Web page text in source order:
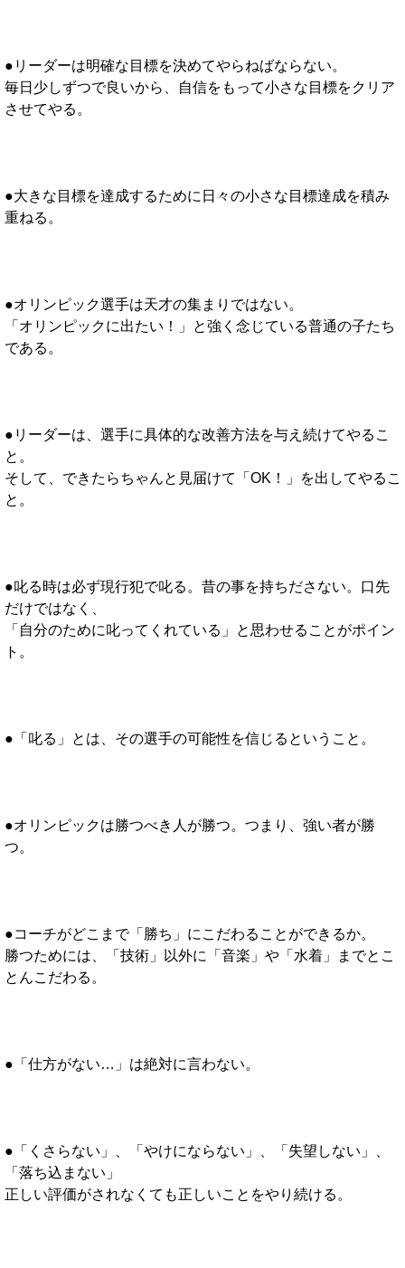
●リーダーは明確な目標を決めてやらねばならない。
毎日少しずつで良いから、自信をもって小さな目標をクリア
させてやる。
●大きな目標を達成するために日々の小さな目標達成を積み
重ねる。
●オリンピック選手は天才の集まりではない。
「オリンピックに出たい！」と強く念じている普通の子たち
である。
●リーダーは、選手に具体的な改善方法を与え続けてやるこ
と。
そして、できたらちゃんと見届けて「OK！」を出してやるこ
と。
●叱る時は必ず現行犯で叱る。昔の事を持ちださない。口先
だけではなく、
「自分のために叱ってくれている」と思わせることがポイン
ト。
●「叱る」とは、その選手の可能性を信じるということ。
●オリンピックは勝つべき人が勝つ。つまり、強い者が勝
つ。
●コーチがどこまで「勝ち」にこだわることができるか。
勝つためには、「技術」以外に「音楽」や「水着」までとこ
とんこだわる。
●「仕方がない…」は絶対に言わない。
●「くさらない」、「やけにならない」、「失望しない」、
「落ち込まない」
正しい評価がされなくても正しいことをやり続ける。